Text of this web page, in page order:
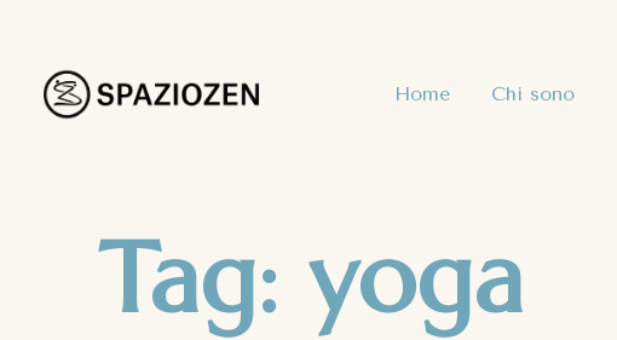
Home Chi sono
Tag: yoga